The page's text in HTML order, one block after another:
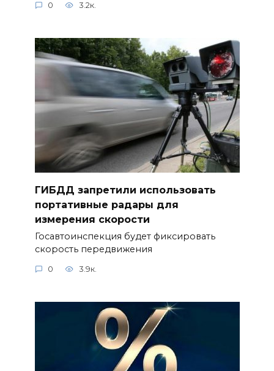
0 3.2к.
ГИБДД запретили использовать
портативные радары для
измерения скорости
Госавтоинспекция будет фиксировать
скорость передвижения
0 3.9к.